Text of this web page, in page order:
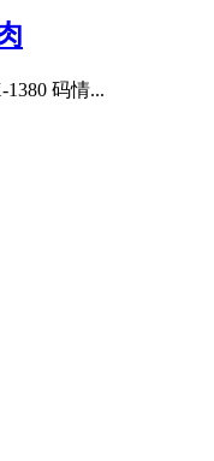
1380 码情...